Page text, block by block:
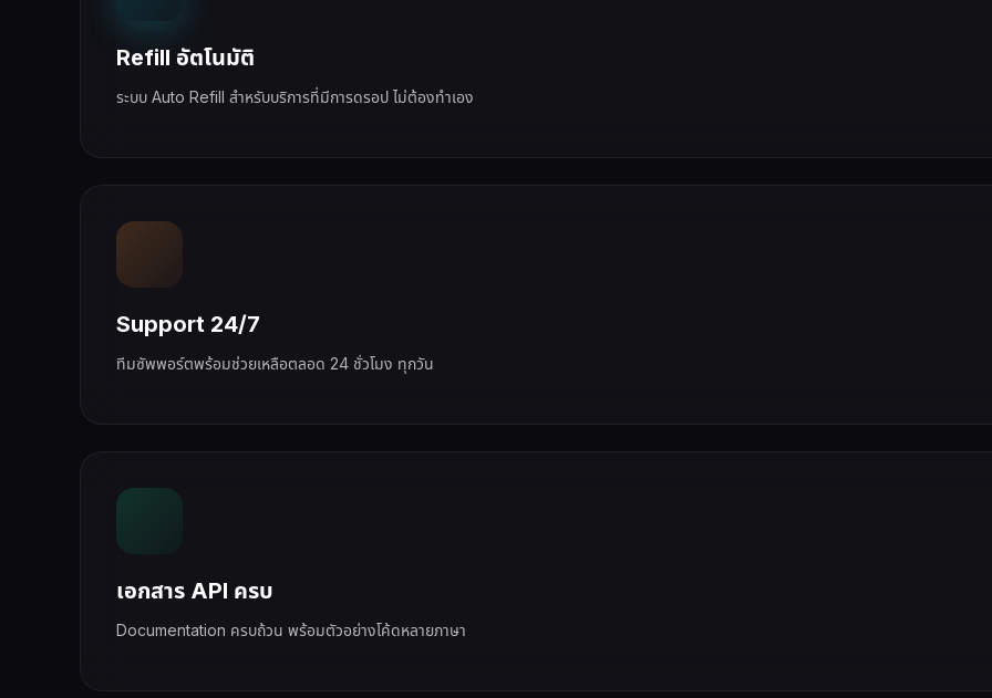
Refill อัตโนมัติ
ระบบ Auto Refill สำหรับบริการที่มีการดรอป ไม่ต้องทำเอง
Support 24/7
ทีมซัพพอร์ตพร้อมช่วยเหลือตลอด 24 ชั่วโมง ทุกวัน
เอกสาร API ครบ
Documentation ครบถ้วน พร้อมตัวอย่างโค้ดหลายภาษา